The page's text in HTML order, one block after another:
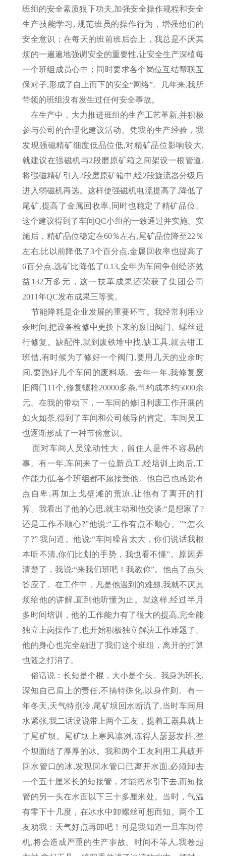
班组的安全素质狠下功夫,加强安全操作规程和安全
生产技能学习, 规范班员的操作行为，增强他们的
安全意识；在每天的班前班后会上，我总是不厌其
烦的一遍遍地强调安全的重要性,让安全生产深植每
一个班组成员心中；同时要求各个岗位互结帮联互
保对子,形成了自上而下的安全“网络”。几年来,我所
带领的班组没有发生过任何安全事故。
在生产中，大力推进班组的生产工艺革新,并积极
参与公司的合理化建议活动。凭我的生产经验，我
发现强磁精矿细度低品位低,对精矿品位影响较大,
就建议在强磁机与2段磨原矿箱之间架设一根管道,
将强磁精矿引入2段磨原矿箱中,经2段旋流器分级后
进入弱磁机再选。这样使强磁机电流提高了,降低了
尾矿,提高了金属回收率,同时也稳定了精矿品位。
这个建议得到了车间QC小组的一致通过并实施。实
施后，精矿品位稳定在60％左右,尾矿品位降至22％
左右,比以前降低了3个百分点,金属回收率也提高了
6百分点,选矿比降低了0.13,全年为车间争创经济效
益132万多元，这一技革成果还荣获了集团公司
2011年QC发布成果三等奖。
节能降耗是企业发展的重要环节。我经常利用业
余时间,把设备检修中更换下来的废旧阀门、螺丝进
行修复。缺配件,就到废铁堆中找,缺工具,就去钳工
班借,有时候为了修好一个阀门,要用几天的业余时
间,要跑好几个车间的废料场。去年一年,我修复废
旧阀门11个,修复螺栓20000多条,节约成本约5000余
元。在我的带动下，一车间的修旧利废工作开展的
如火如荼,得到了车间和公司领导的肯定。车间员工
也逐渐形成了一种节俭意识。
面对车间人员流动性大，留住人是件不容易的
事。有一年,车间来了一位新员工,经培训上岗后,工
作能力低,各个班组都不愿接受他。他自己也感觉有
点自卑,再加上戈壁滩的荒凉,让他有了离开的打
算。我看出了他的心思,就主动和他交谈:“是想家了?
还是工作不顺心?”他说:“工作有点不顺心。”“怎么
了?” 我问道。他说:“车间噪音太大，你们说话我根
本听不清,你们比划的手势，我也看不懂”。原因弄
清楚了，我说:“来我们班吧！我教你”。他点了点头
答应了。在工作中，凡是他遇到的难题,我就不厌其
烦给他的讲解,直到他听懂为止。就这样,经过半月
多时间培训，他的工作能力有了很大的提高,完全能
独立上岗操作了,也开始积极独立解决工作难题了。
他的身心也完全融进了我们这个班组，离开的打算
也随之打消了。
俗话说：长短是个棍，大小是个头。我身为班长,
深知自己肩上的责任,不搞特殊化,以身作则。有一
年冬天,天气特别冷,尾矿坝回水断流了,当时车间用
水紧张,我二话没说带上两个工友，提着工器具就上
了尾矿坝。尾矿坝上寒风凛冽,冻得人瑟瑟发抖,整
个坝面结了厚厚的冰。我和两个工友利用工具破开
回水管口的冰,发现回水管口已离开水面,必须卸去
一个五十厘米长的短接管，才能把水引下去,而短接
管的另一头在水面以下三十多厘米处。当时，气温
有零下十几度，在冰水中卸螺丝可想而知。两个工
友劝我：天气好点再卸吧！可是我知道一旦车间停
机,将会造成严重的生产事故。时间不等人,我卷起